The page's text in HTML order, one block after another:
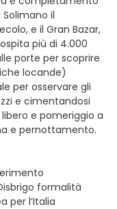
il
e il Gran Bazar,
più di 4.000
porte per scoprire
locande)
per osservare gli
e cimentandosi
e pomeriggio a
e pernottamento.
formalità
per l’Italia